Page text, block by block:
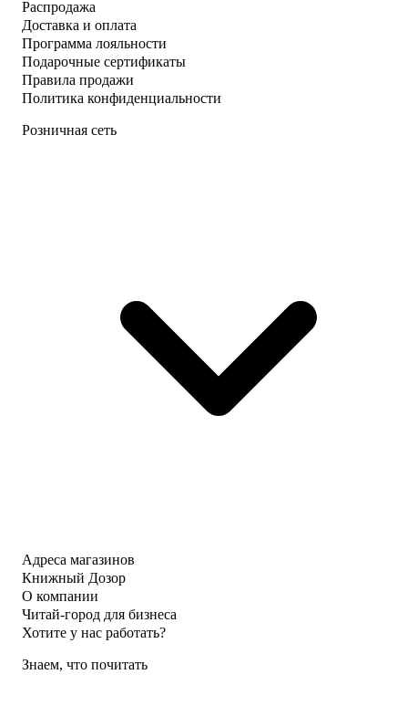
Распродажа
Доставка и оплата
Программа лояльности
Подарочные сертификаты
Правила продажи
Политика конфиденциальности
Розничная сеть
Адреса магазинов
Книжный Дозор
О компании
Читай-город для бизнеса
Хотите у нас работать?
Знаем, что почитать